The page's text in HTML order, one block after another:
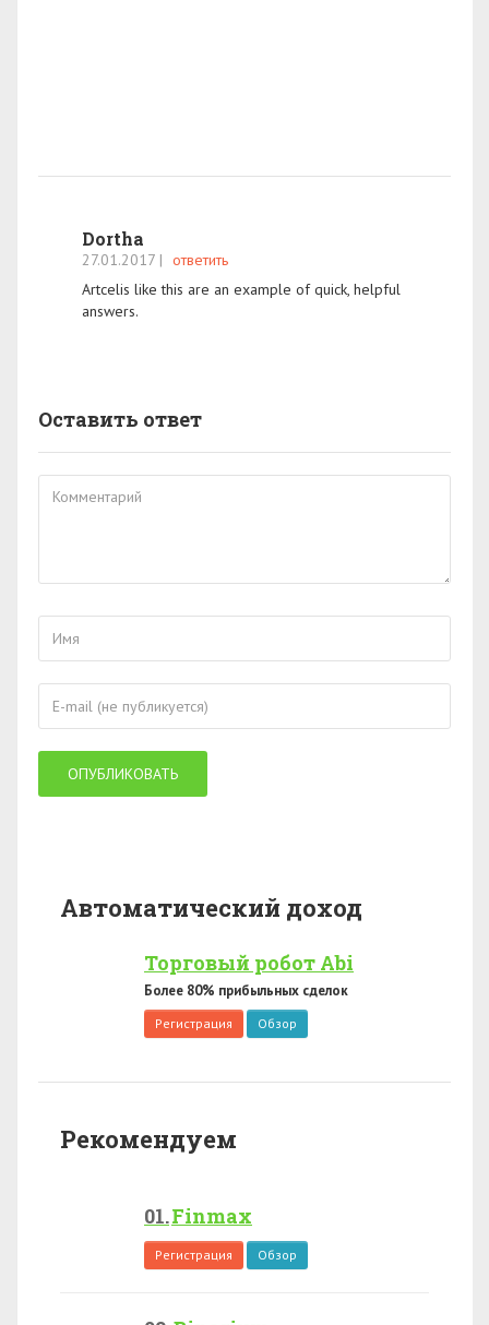
Dortha
27.01.2017 | ответить
Artcelis like this are an example of quick, helpful
answers.
Оставить ответ
Автоматический доход
Торговый робот Abi
Более 80% прибыльных сделок
Регистрация Обзор
Рекомендуем
Finmax
Регистрация Обзор